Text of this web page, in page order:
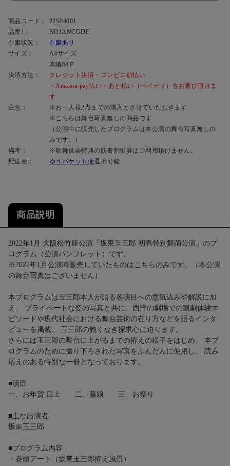
商品コード：
22S04001
品番1：
NOJANCODE
在庫状況：
在庫あり
サイズ：
A4サイズ
本編64Ｐ
決済方法：
クレジット決済・コンビニ前払い
・Amazon pay払い・あと払い（ペイディ）をお選び頂けま
す
注意：
※お一人様2点までの購入とさせていただきます
※こちらは舞台写真無しの商品です
（公演中に販売したプログラムは本公演の舞台写真無しの
みです。）
備考：
※歌舞伎会特典の筋書割引券はご利用頂けません。
配送便：
ゆうパケット便選択可能
商品説明
2022年1月 大阪松竹座公演「坂東玉三郎 初春特別舞踊公演」のプ
ログラム（公演パンフレット）です。
※2022年1月公演時販売していたものはこちらのみです。（本公演
の舞台写真はございません）
本プログラムは玉三郎本人が語る各演目への意気込みや解説に加
え、 プライベートな姿の写真と共に、西洋の劇場での観劇体験エ
ピソードや現代社会における舞台芸術の在り方などを語るインタ
ビューを掲載。 玉三郎の飽くなき探求心に迫ります。
さらには玉三郎の舞台に上がるまでの拵えの様子をはじめ、 本プ
ログラムのために撮り下ろされた写真をふんだんに使用し、 読み
応えのある特別な一冊となっております。
■演目
一、お年賀 口上 二、藤娘 三、お祭り
■主な出演者
坂東玉三郎
■プログラム内容
・巻頭アート（坂東玉三郎拵え風景）